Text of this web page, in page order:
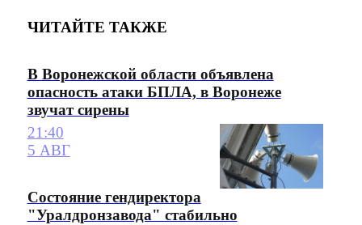
ЧИТАЙТЕ ТАКЖЕ
В Воронежской области объявлена
опасность атаки БПЛА, в Воронеже
звучат сирены
21:40
5 АВГ
Состояние гендиректора
"Уралдронзавода" стабильно